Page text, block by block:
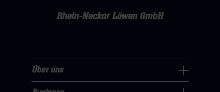
Rhein-Neckar Löwen GmbH
uns
Über uns